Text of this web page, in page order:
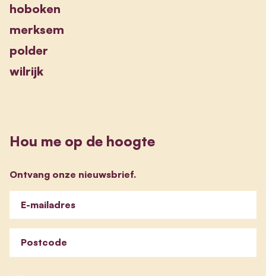
hoboken
merksem
polder
wilrijk
Hou me op de hoogte
Ontvang onze nieuwsbrief.
E-mailadres
Postcode